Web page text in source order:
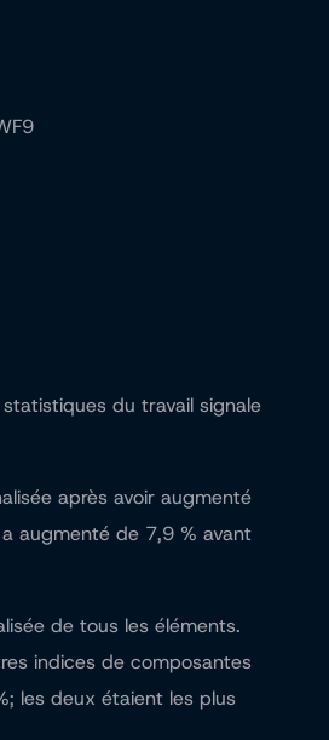
du travail signale
après avoir augmenté
augmenté de 7,9 % avant
de tous les éléments.
indices de composantes
les deux étaient les plus